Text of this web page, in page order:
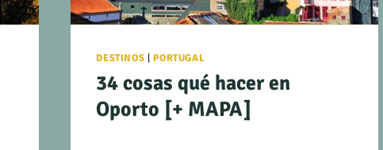
DESTINOS | PORTUGAL
34 cosas qué hacer en
Oporto [+ MAPA]